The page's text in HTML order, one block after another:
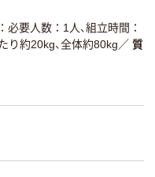
必要人数：1人、組立時間：
り約20kg、全体約80kg ／ 質